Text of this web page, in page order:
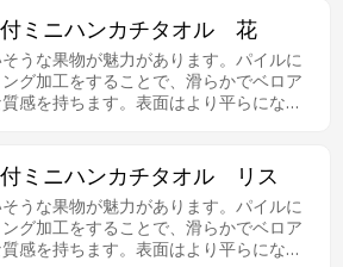
んに使いやすいです。
ミニハンカチタオル 花
うな果物が魅力があります。パイルに
グ加工をすることで、滑らかでベロア
感を持ちます。表面はより平らになる
んに使いやすいです。
ミニハンカチタオル リス
うな果物が魅力があります。パイルに
グ加工をすることで、滑らかでベロア
感を持ちます。表面はより平らになる